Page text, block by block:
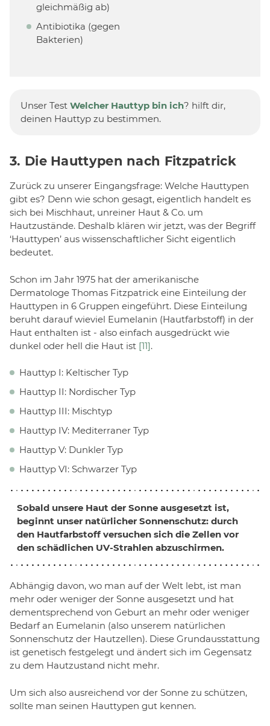
gleichmäßig ab)
Antibiotika (gegen
Bakterien)
Unser Test Welcher Hauttyp bin ich? hilft dir,
deinen Hauttyp zu bestimmen.
3. Die Hauttypen nach Fitzpatrick
Zurück zu unserer Eingangsfrage: Welche Hauttypen
gibt es? Denn wie schon gesagt, eigentlich handelt es
sich bei Mischhaut, unreiner Haut & Co. um
Hautzustände. Deshalb klären wir jetzt, was der Begriff
‘Hauttypen’ aus wissenschaftlicher Sicht eigentlich
bedeutet.
Schon im Jahr 1975 hat der amerikanische
Dermatologe Thomas Fitzpatrick eine Einteilung der
Hauttypen in 6 Gruppen eingeführt. Diese Einteilung
beruht darauf wieviel Eumelanin (Hautfarbstoff) in der
Haut enthalten ist - also einfach ausgedrückt wie
dunkel oder hell die Haut ist [11].
Hauttyp I: Keltischer Typ
Hauttyp II: Nordischer Typ
Hauttyp III: Mischtyp
Hauttyp IV: Mediterraner Typ
Hauttyp V: Dunkler Typ
Hauttyp VI: Schwarzer Typ
Sobald unsere Haut der Sonne ausgesetzt ist,
beginnt unser natürlicher Sonnenschutz: durch
den Hautfarbstoff versuchen sich die Zellen vor
den schädlichen UV-Strahlen abzuschirmen.
Abhängig davon, wo man auf der Welt lebt, ist man
mehr oder weniger der Sonne ausgesetzt und hat
dementsprechend von Geburt an mehr oder weniger
Bedarf an Eumelanin (also unserem natürlichen
Sonnenschutz der Hautzellen). Diese Grundausstattung
ist genetisch festgelegt und ändert sich im Gegensatz
zu dem Hautzustand nicht mehr.
Um sich also ausreichend vor der Sonne zu schützen,
sollte man seinen Hauttypen gut kennen.